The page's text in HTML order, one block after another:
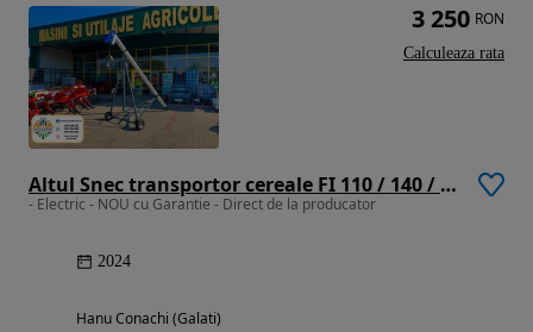
Altul Snec transportor cereale FI 110 / 140 / 160mm cu carucior
- Electric - NOU cu Garantie - Direct de la producator
2024
Hanu Conachi (Galati)
3 250 RON
Calculeaza rata